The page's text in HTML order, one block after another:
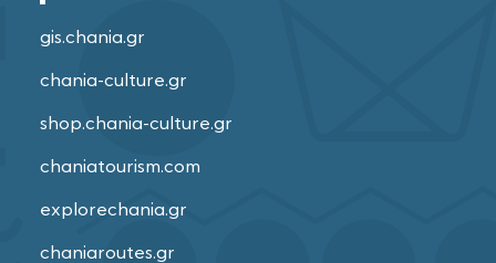
gis.chania.gr
chania-culture.gr
shop.chania-culture.gr
chaniatourism.com
explorechania.gr
chaniaroutes.gr